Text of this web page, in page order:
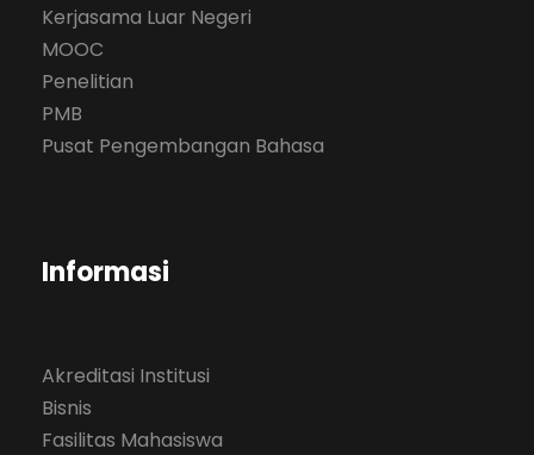
Kerjasama Luar Negeri
MOOC
Penelitian
PMB
Pusat Pengembangan Bahasa
Informasi
Akreditasi Institusi
Bisnis
Fasilitas Mahasiswa